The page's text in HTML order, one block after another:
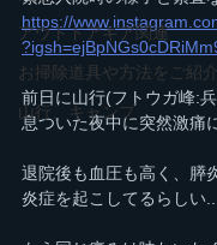
アウトドアギア関連
お掃除道具や方法をご紹介
山行、キャンプ
https://
前日に山行(フトウガ峰:
息ついた夜中に突然激痛
退院後も血圧も高く、膵
炎症を起こしてるらしい